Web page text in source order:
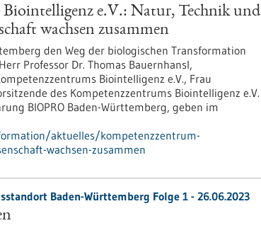
e.V.: Natur, Technik und
wachsen zusammen
den Weg der biologischen Transformation
Professor Dr. Thomas Bauernhansl,
Biointelligenz e.V., Frau
des Kompetenzzentrums Biointelligenz e.V.
BIOPRO Baden-Württemberg, geben im
aktuelles/kompetenzzentrum-
wachsen-zusammen
Baden-Württemberg Folge 1 - 26.06.2023